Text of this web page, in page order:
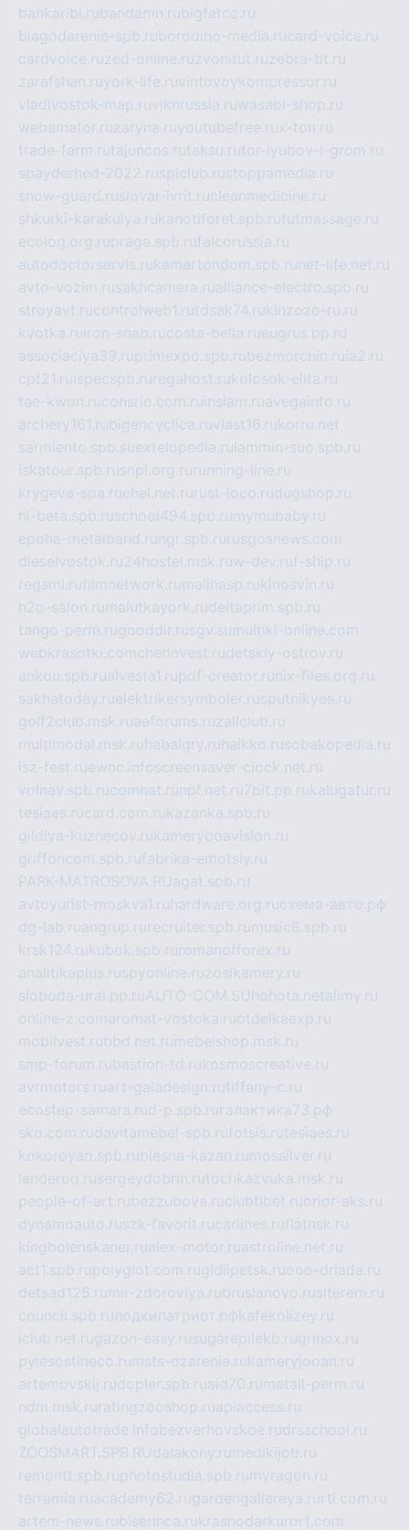
bankaribi.rubandamn.rubigfatcc.ru
blagodarenie-spb.ruborodino-media.rucard-voice.ru
cardvoice.ruzed-online.ruzvonitut.ruzebra-tlt.ru
zarafshan.ruyork-life.ruvintovoykompressor.ru
vladivostok-map.ruvlknrussia.ruwasabi-shop.ru
webamator.ruzaryna.ruyoutubefree.rux-ton.ru
trade-farm.rutajuncos.rutaksu.rutor-lyubov-i-grom.ru
spayderhed-2022.rusplclub.rustoppamedia.ru
snow-guard.ruslovar-ivrit.rucleanmedicine.ru
shkurki-karakulya.rukanotiforet.spb.rututmassage.ru
ecolog.org.rupraga.spb.rufalcorussia.ru
autodoctorservis.rukamertondom.spb.ru net-life.net.ru
avto-vozim.rusakhcamera.rualliance-electro.spb.ru
stroyavt.rucontrolweb1.rutdsak74.rukinzozo-ru.ru
kvotka.ru iron-snab.rucosta-bella.rueugrus.pp.ru
associaciya39.ruprimexpo.spb.rubezmorchin.ru ia2.ru
cpt21.ru ispecspb.ru regahost.rukolosok-elita.ru
tae-kwon.ruconsrio.com.ru insiam.ruavegainfo.ru
archery161.rubigencyclica.ruvlast16.rukorru.net
sarmiento.spb.suextelopedia.ru lammin-suo.spb.ru
iskatour.spb.rusnpi.org.ru running-line.ru
krygeva-spa.ruchel.net.ru rust-loco.rudugshop.ru
hl-beta.spb.ruschool494.spb.ru mymubaby.ru
epoha-metalband.ru ngr.spb.ru rusgosnews.com
dieselvostok.ru24hostel.msk.ruw-dev.ruf-ship.ru
regsmi.rufilmnetwork.ru malinasp.rukinosvin.ru
h2o-salon.ru malutkayork.rudeltaprim.spb.ru
tango-perm.rugooddir.rusgv.su multiki-online.com
webkrasotki.comcherinvest.rudetskiy-ostrov.ru
ankou.spb.rualvesta1.rupdf-creator.ru nix-files.org.ru
sakhatoday.ruelektrikersymboler.rusputnikyes.ru
golf2club.msk.ruaeforums.ruzallclub.ru
multimodal.msk.ru habaigry.ru haikko.rusobakopedia.ru
isz-fest.ruewnc.infoscreensaver-clock.net.ru
volnav.spb.rucomnat.ru npf.net.ru 7bit.pp.rukalugatur.ru
tesiaes.rucard.com.rukazanka.spb.ru
gildiya-kuznecov.rukameryboavision.ru
griffoncom.spb.rufabrika-emotsiy.ru
PARK-MATROSOVA.RUagat.spb.ru
avtoyurist-moskva1.ru hardware.org.ruсхема-авто.рф
dg-lab.ruangrup.ru recruiter.spb.ru music8.spb.ru
krsk124.rukubok.spb.ru romanofforex.ru
analitikaplus.ruspyonline.ruzosikamery.ru
sloboda-ural.pp.ruAUTO-COM.SU hohota.net alimy.ru
online-z.comaromat-vostoka.ruotdelkaexp.ru
mobilvest.rubbd.net.ru mebelshop.msk.ru
smp-forum.rubastion-td.rukosmoscreative.ru
avrmotors.ruart-galadesign.rutiffany-c.ru
ecostep-samara.rud-p.spb.ru галактика73.рф
sko.com.rudavitamebel-spb.rufotsis.rutesiaes.ru
kokoroyari.spb.rublesna-kazan.ru mossilver.ru
lenderoq.rusergeydobrin.rutochkazvuka.msk.ru
people-of-art.rubezzubova.ruclubtibet.ruorior-aks.ru
dynamoauto.ruszk-favorit.rucarlines.ruflatnsk.ru
kingbolenskaner.rualex-motor.ruastroline.net.ru
act1.spb.rupolyglot.com.rugidlipetsk.ruooo-driada.ru
detsad125.ru mir-zdoroviya.rubruslanovo.rusiterem.ru
council.spb.ruлодкипатриот.рфkafekolizey.ru
iclub.net.rugazon-easy.rusugarepilekb.rugrinox.ru
pylesostineco.ru msts-ozarenie.rukameryjooan.ru
artemovskij.rudopler.spb.ruaid70.ru metall-perm.ru
ndm.msk.ru ratingzooshop.ruapiaccess.ru
globalautotrade.info bezverhovskoe.rudrsschool.ru
ZOOSMART.SPB.RUdalakony.ru medikijob.ru
remontt.spb.ruphotostudia.spb.ru myragon.ru
terramia.ruacademy62.rugardengallereya.ru rti.com.ru
artem-news.rubiserinca.rukrasnodarkurort.com